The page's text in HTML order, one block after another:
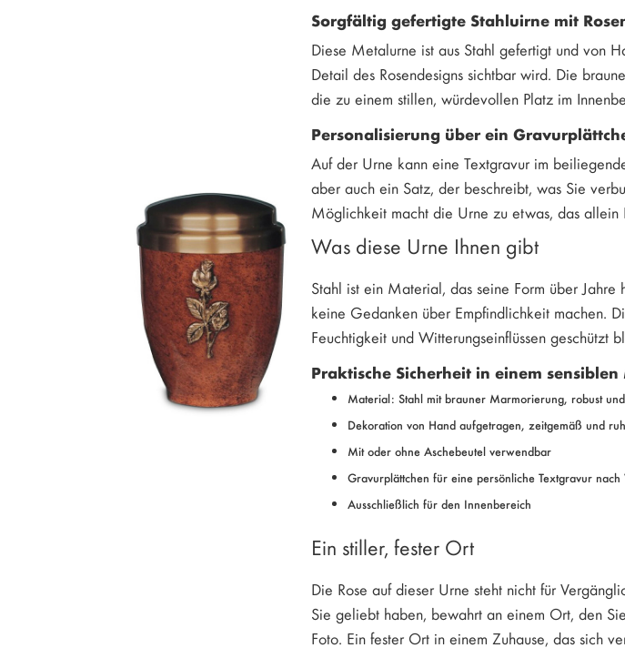
Sorgfältig gefertigte Stahluirne mit
Diese Metalurne ist aus Stahl gefertigt und von
Detail des Rosendesigns sichtbar wird. Die
die zu einem stillen, würdevollen Platz im
Personalisierung über ein
Auf der Urne kann eine Textgravur im
aber auch ein Satz, der beschreibt, was Sie
Möglichkeit macht die Urne zu etwas, das allein
Was diese Urne Ihnen gibt
Stahl ist ein Material, das seine Form über
keine Gedanken über Empfindlichkeit machen.
Feuchtigkeit und Witterungseinflüssen geschützt
Praktische Sicherheit in einem
Material: Stahl mit brauner Marmorierung, robust
Dekoration von Hand aufgetragen, zeitgemäß und
Mit oder ohne Aschebeutel verwendbar
Gravurplättchen für eine persönliche Textgravur nach
Ausschließlich für den Innenbereich
Ein stiller, fester Ort
Die Rose auf dieser Urne steht nicht für
Sie geliebt haben, bewahrt an einem Ort, den
Foto. Ein fester Ort in einem Zuhause, das sich